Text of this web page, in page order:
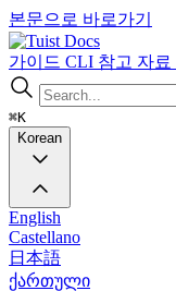
본문으로 바로가기
Docs
가이드 CLI 참고 자료
⌘K
Korean
English
Castellano
日本語
ქართული